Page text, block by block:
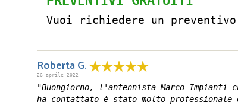
Vuoi richiedere un
Roberta G.
26 aprile 2022
"Buongiorno, l'antennista Marco Impianti
ha contattato è stato molto professionale